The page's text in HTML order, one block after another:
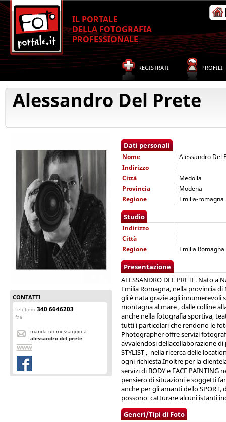
IL PORTALE
DELLA FOTOGRAFIA
PROFESSIONALE
REGISTRATI PROFILI
Alessandro Del Prete
CONTATTI
telefono 340 6646203
fax
manda un messaggio a
alessandro del prete
Dati personali
Nome
Alessandro Del
Indirizzo
Città
Medolla
Provincia
Modena
Regione
Emilia-romagna
Studio
Indirizzo
Città
Regione
Emilia Romagna
Presentazione
ALESSANDRO DEL PRETE. Nato
Emilia Romagna, nella provincia
gli è nata grazie agli
montagna al mare , dalle colline
anche nella fotografia sportiva,
tutti i particolari che rendono le
Photographer offre servizi
avvalendosi dellacollaborazione di
STYLIST , nella ricerca delle
ogni richiesta.Inoltre per la
servizi di BODY e FACE
pensiero di situazioni e soggetti
anche per gli amanti dello SPORT,
possono catturare alcuni istanti
Generi/Tipi di Foto